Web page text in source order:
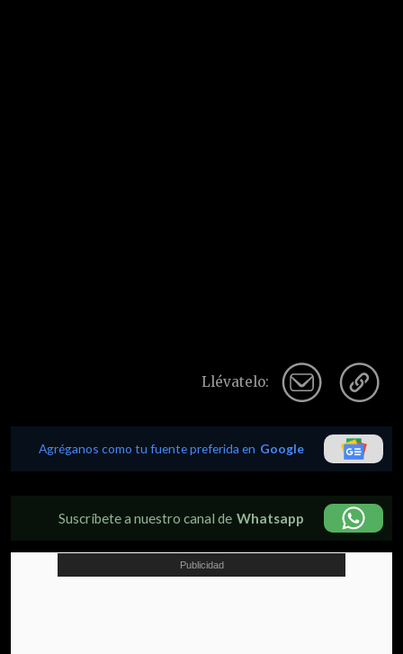
Llévatelo:
Agréganos como tu fuente preferida en Google
Suscríbete a nuestro canal de Whatsapp